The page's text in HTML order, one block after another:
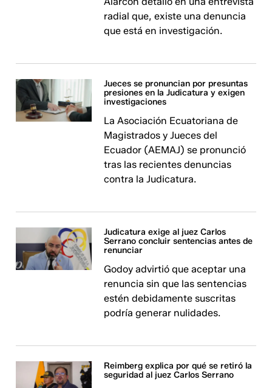
radial que, existe una denuncia
que está en investigación.
Jueces se pronuncian por presuntas
presiones en la Judicatura y exigen
investigaciones
La Asociación Ecuatoriana de
Magistrados y Jueces del
Ecuador (AEMAJ) se pronunció
tras las recientes denuncias
contra la Judicatura.
Judicatura exige al juez Carlos
Serrano concluir sentencias antes de
renunciar
Godoy advirtió que aceptar una
renuncia sin que las sentencias
estén debidamente suscritas
podría generar nulidades.
Reimberg explica por qué se retiró la
seguridad al juez Carlos Serrano